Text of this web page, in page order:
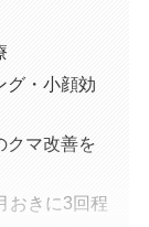
グ・小顔効
クマ改善を
おきに3回程